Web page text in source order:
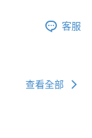
客服
查看全部